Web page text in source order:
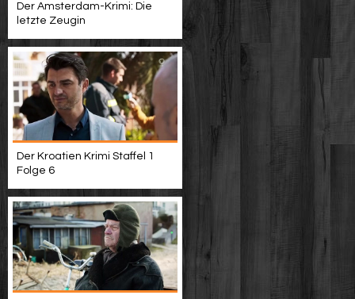
Der Amsterdam-Krimi: Die
letzte Zeugin
Der Kroatien Krimi Staffel 1
Folge 6